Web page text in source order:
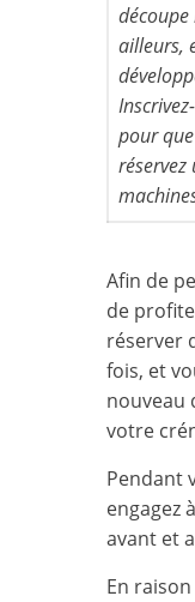
découpe
ailleurs,
pour
réservez
Afin de
de
réserver
fois, et
nouveau
votre
Pendant
engagez
avant et
En